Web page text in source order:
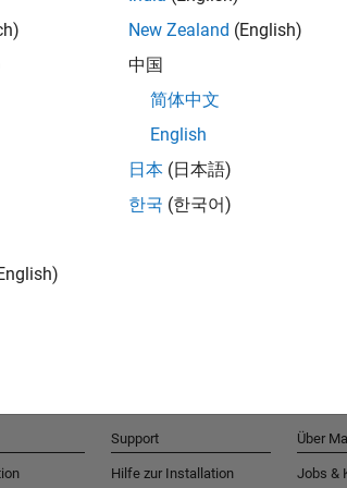
Talent Network
Erhalten Sie personalisierte
und Unternehmensneuigkeiten.
New Zealand (English)
中国
简体中文
English
日本 (日本語)
한국 (한국어)
Support
Hilfe zur Installation
Über
Jobs &